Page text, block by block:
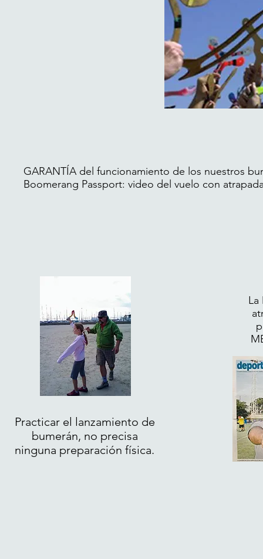
GARANTÍA del funcionamiento de los nuestros
Boomerang Passport: video del vuelo con
Practicar el lanzamiento de
bumerán, no precisa
ninguna preparación física.
La